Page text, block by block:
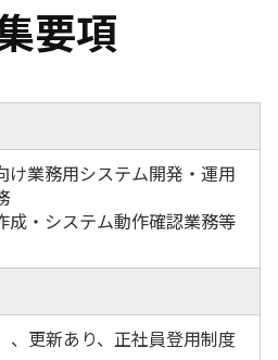
要項
け業務用システム開発・運用
成・システム動作確認業務等
、更新あり、正社員登用制度